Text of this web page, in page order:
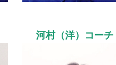
河村（洋）コーチ